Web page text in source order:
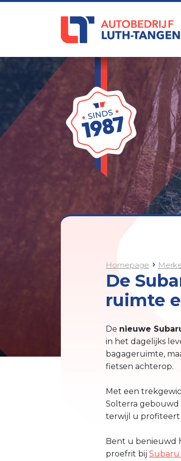
Homepage
De
ruimte
De nieuwe
in het dagelijks
bagageruimte,
fietsen achterop.
Met een
Solterra gebouwd
terwijl u profiteert
Bent u benieuwd
proefrit bij